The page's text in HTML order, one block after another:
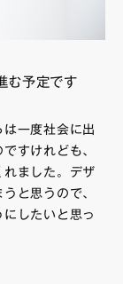
む予定です
一度社会に出
すけれども、
ました。デザ
と思うので、
したいと思っ